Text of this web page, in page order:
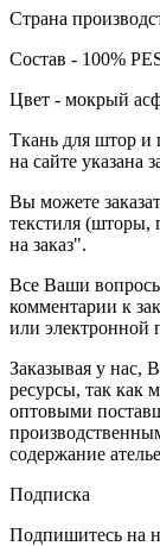
Страна
Состав - 100%
Цвет - мокрый
Ткань для штор и
на сайте указана
Вы можете
текстиля (шторы,
на заказ".
Все Ваши
комментарии к
или электронной
Заказывая у нас,
ресурсы, так как
оптовыми
содержание
Подписка
Подпишитесь на